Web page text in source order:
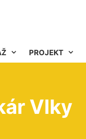
PROJEKT
Vlky